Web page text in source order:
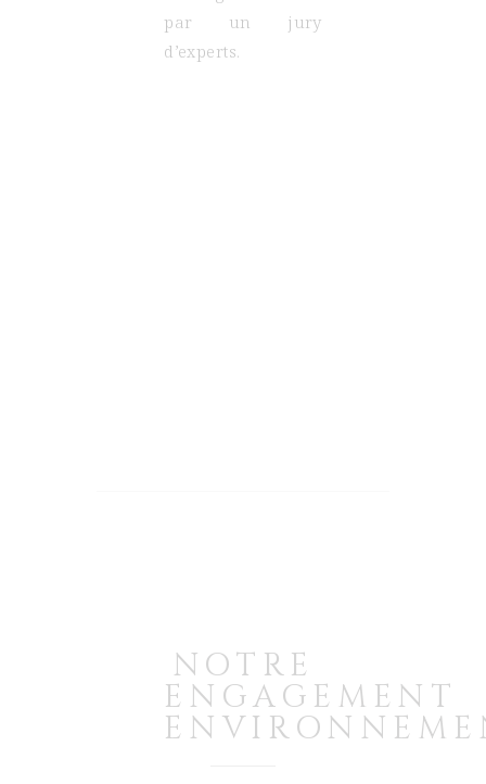
par un jury
d’experts.
NOTRE
ENGAGEMENT